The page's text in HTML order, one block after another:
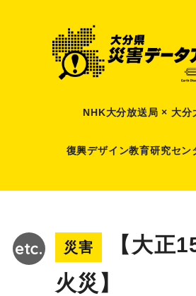
NHK大分放送局 × 大分
復興デザイン教育研究セン
災害
【大正
火災】